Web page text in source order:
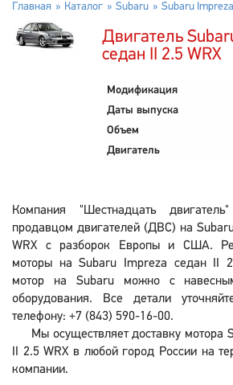
Главная Каталог Subaru Subaru
Двигатель
седан II 2.5 WRX
Модификация
Даты выпуска
Объем
Двигатель
Компания "Шестнадцать
продавцом двигателей (ДВС) на
WRX с разборок Европы и США.
моторы на Subaru Impreza седан II
мотор на Subaru можно с
оборудования. Все детали
телефону: +7 (843) 590-16-00.
Мы осуществляет доставку мотора
II 2.5 WRX в любой город России на
компании.